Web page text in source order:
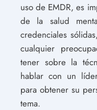
uso de EMDR, es
de la salud
credenciales
cualquier
tener sobre la
hablar con un
para obtener su
tema.